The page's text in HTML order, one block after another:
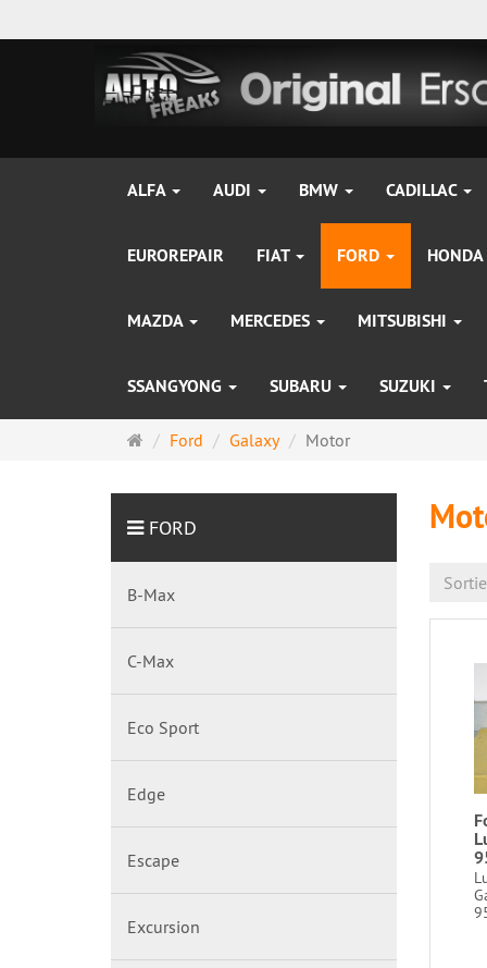
ALFA AUDI BMW CADILLAC
EUROREPAIR FIAT FORD HONDA
MAZDA MERCEDES MITSUBISHI
SSANGYONG SUBARU SUZUKI
Startseite
Ford Galaxy Motor
FORD
B-Max
C-Max
Eco Sport
Edge
Escape
Excursion